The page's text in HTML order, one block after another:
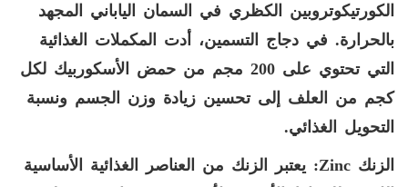
الكورتيكوتروبين الكظري في السمان الياباني المجهد
بالحرارة. في دجاج التسمين، أدت المكملات الغذائية
التي تحتوي على 200 مجم من حمض الأسكوربيك لكل
كجم من العلف إلى تحسين زيادة وزن الجسم ونسبة
التحويل الغذائي.
الزنك Zinc: يعتبر الزنك من العناصر الغذائية الأساسية